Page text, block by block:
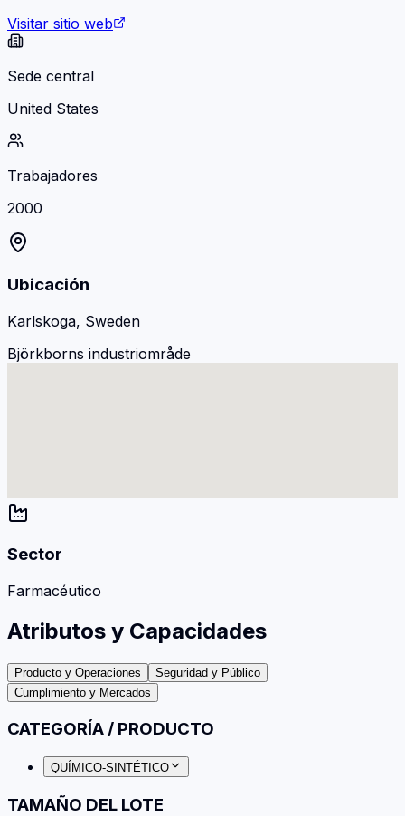
Visitar sitio web
Sede central
United States
Trabajadores
2000
Ubicación
Karlskoga, Sweden
Björkborns industriområde
Sector
Farmacéutico
Atributos y Capacidades
Producto y Operaciones
Seguridad y Público
Cumplimiento y Mercados
CATEGORÍA / PRODUCTO
QUÍMICO-SINTÉTICO
TAMAÑO DEL LOTE